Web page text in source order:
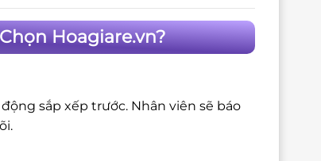
Hoagiare.vn?
sắp xếp trước. Nhân viên sẽ báo